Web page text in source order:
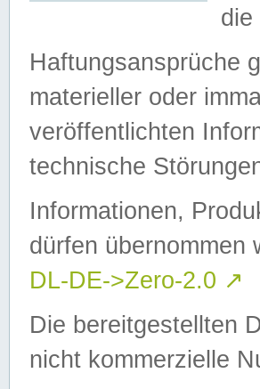
die
Haftungsansprüche
materieller oder
veröffentlichten
technische
Informationen,
dürfen übernommen
DL-DE->Zero-2.0 ↗
Die bereitgestellten
nicht kommerzielle